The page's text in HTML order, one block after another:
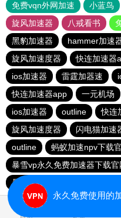
免费vqn外网加速
小蓝鸟
旋风加速器
八戒看书
黑豹加速器
hammer加速
旋风加速度器
快连加速器
ios加速器
雷霆加器速
快连加速器app
一元机场
ios加速器
outline 快连
旋风加速度器
闪电猫加速
outline
蚂蚁加速npv下载
暴雪vp永久免费加速器下载官
暴雪vp永久免费加速器下载官
永久免费使用的